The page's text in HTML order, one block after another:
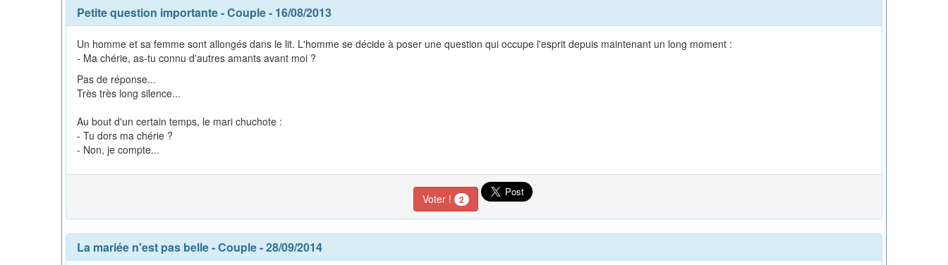
Petite question importante-Couple- 16/08/2013
Un homme et sa femme sont allongés dans le lit. L'homme se décide à poser une question qui occupe l'esprit depuis maintenant un long moment :
- Ma chérie, as-tu connu d'autres amants avant moi ?
Pas de réponse...
Très très long silence...
Au bout d'un certain temps, le mari chuchote :
- Tu dors ma chérie ?
- Non, je compte...
Voter ! 2
La mariée n'est pas belle-Couple- 28/09/2014